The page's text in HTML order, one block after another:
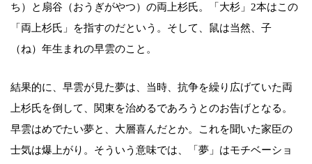
ち）と扇谷（おうぎがやつ）の両上杉氏。「大杉」2本はこの
「両上杉氏」を指すのだという。そして、鼠は当然、子
（ね）年生まれの早雲のこと。
結果的に、早雲が見た夢は、当時、抗争を繰り広げていた両
上杉氏を倒して、関東を治めるであろうとのお告げとなる。
早雲はめでたい夢と、大層喜んだとか。これを聞いた家臣の
士気は爆上がり。そういう意味では、「夢」はモチベーショ